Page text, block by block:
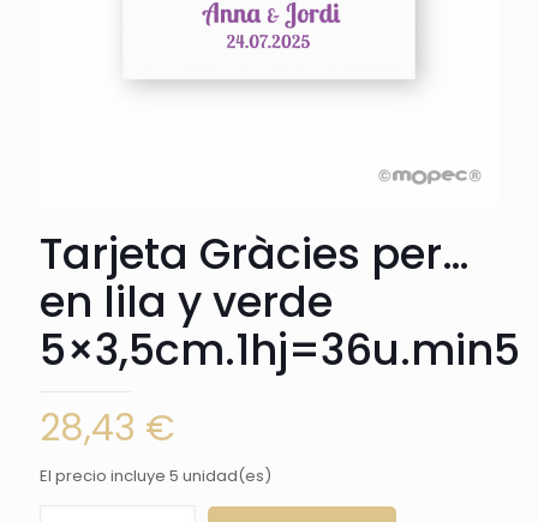
Tarjeta Gràcies per…
en lila y verde
5×3,5cm.1hj=36u.min5
28,43 €
El precio incluye 5 unidad(es)